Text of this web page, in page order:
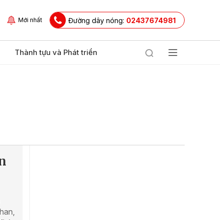
Mới nhất Đường dây nóng: 02437674981
Thành tựu và Phát triển